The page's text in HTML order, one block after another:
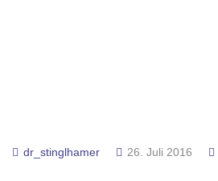
dr_stinglhamer 26. Juli 2016